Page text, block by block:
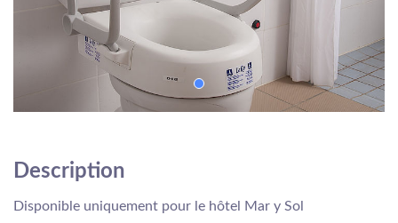
Description
Disponible uniquement pour le hôtel Mar y Sol